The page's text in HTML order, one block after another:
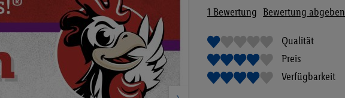
1 Bewertung Bewertung abgeben
Qualität
Preis
Verfügbarkeit